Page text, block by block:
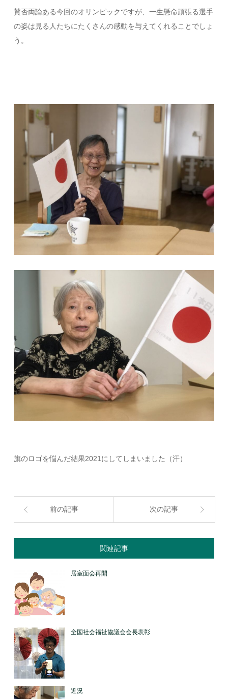
賛否両論ある今回のオリンピックですが、一生懸命頑張る選手
の姿は見る人たちにたくさんの感動を与えてくれることでしょ
う。
旗のロゴを悩んだ結果2021にしてしまいました（汗）
前の記事 次の記事
関連記事
居室面会再開
全国社会福祉協議会会長表彰
近況